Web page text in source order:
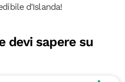
d'Islanda!
devi sapere su